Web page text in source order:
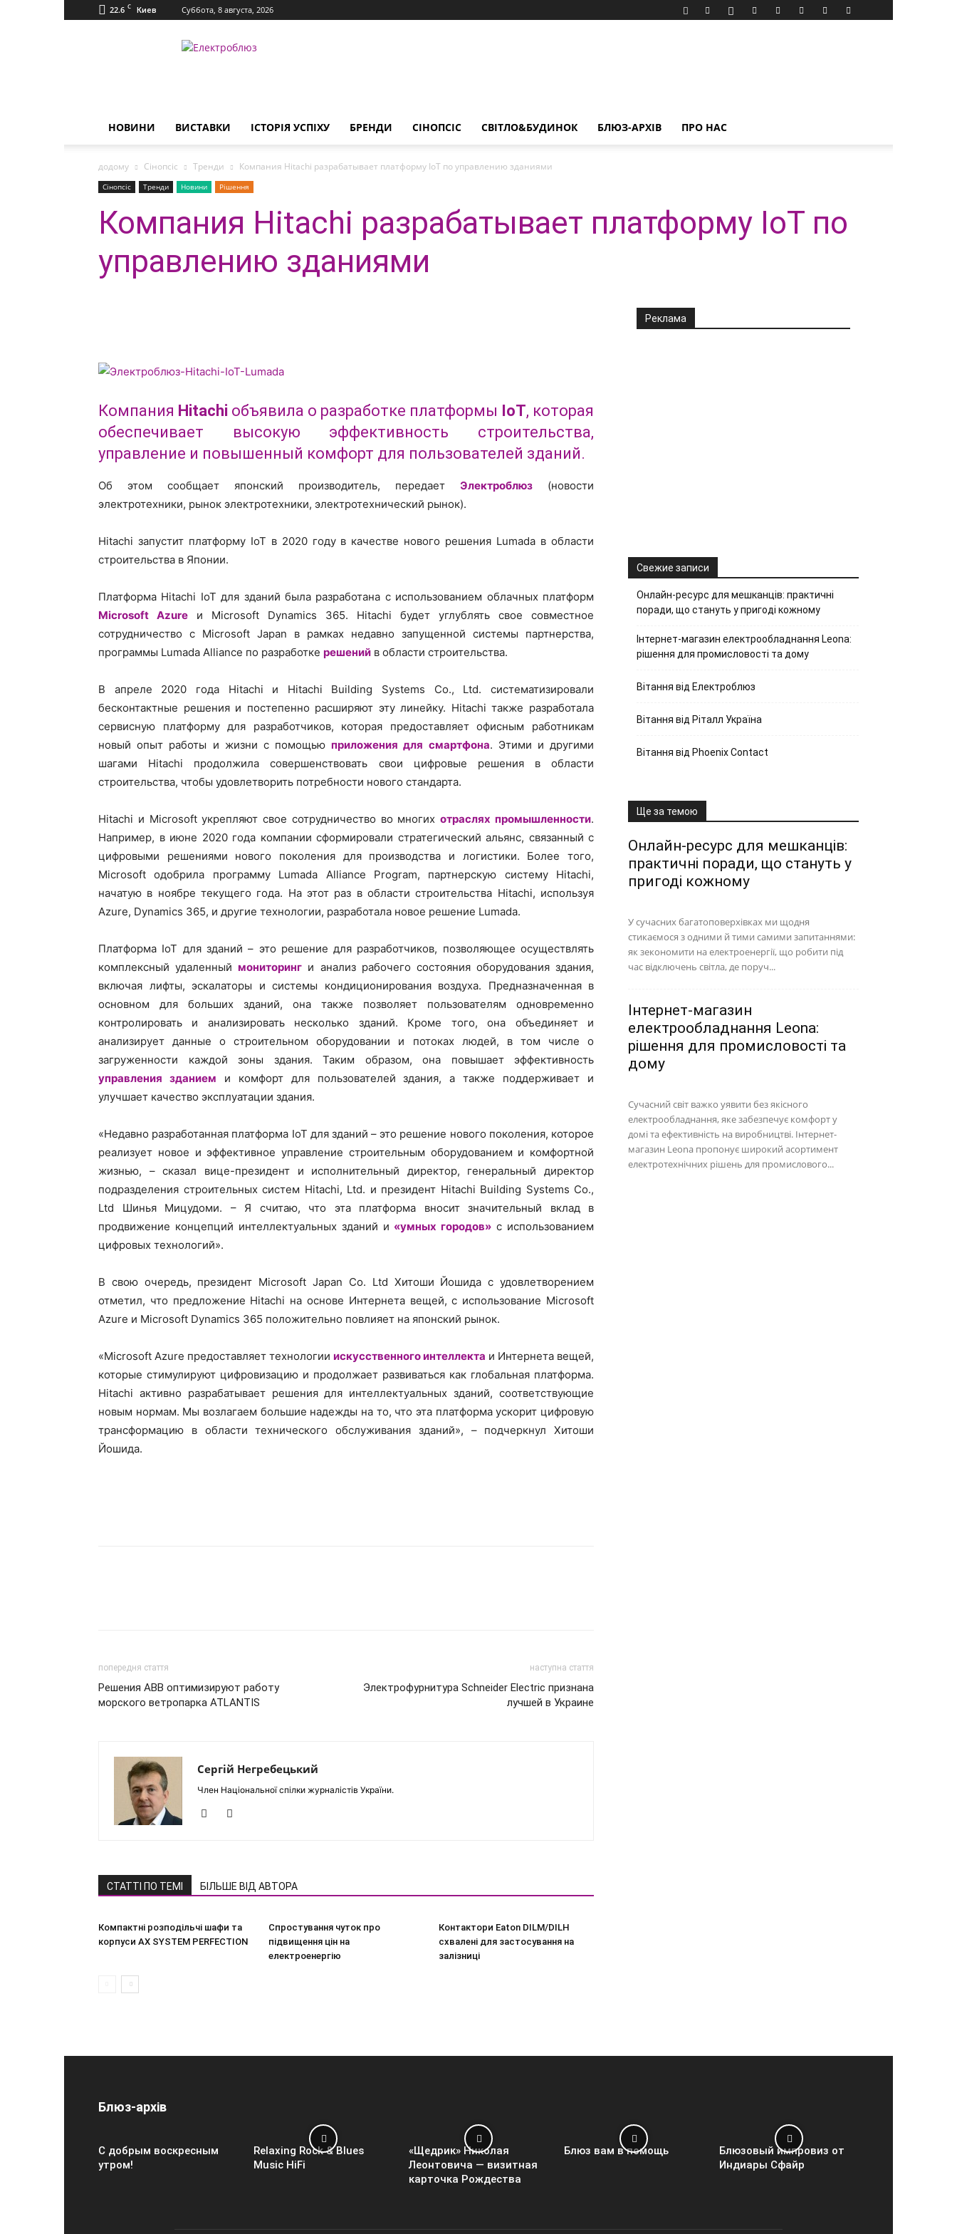
22.6 C Киев Суббота, 8 августа, 2026
Електроблюз
НОВИНИ ВИСТАВКИ ІСТОРІЯ УСПІХУ БРЕНДИ СІНОПСІС СВІТЛО&БУДИНОК БЛЮЗ-АРХІВ ПРО НАС
додому Сінопсіс Тренди Компания Hitachi разрабатывает платформу IoT по управлению зданиями
Сінопсіс Тренди Новини Рішення
Компания Hitachi разрабатывает платформу IoT по
управлению зданиями
Компания Hitachi объявила о разработке платформы IoT, которая
обеспечивает высокую эффективность строительства,
управление и повышенный комфорт для пользователей зданий.
Об этом сообщает японский производитель, передает Электроблюз (новости
электротехники, рынок электротехники, электротехнический рынок).
Hitachi запустит платформу IoT в 2020 году в качестве нового решения Lumada в области
строительства в Японии.
Платформа Hitachi IoT для зданий была разработана с использованием облачных платформ
Microsoft Azure и Microsoft Dynamics 365. Hitachi будет углублять свое совместное
сотрудничество с Microsoft Japan в рамках недавно запущенной системы партнерства,
программы Lumada Alliance по разработке решений в области строительства.
В апреле 2020 года Hitachi и Hitachi Building Systems Co., Ltd. систематизировали
бесконтактные решения и постепенно расширяют эту линейку. Hitachi также разработала
сервисную платформу для разработчиков, которая предоставляет офисным работникам
новый опыт работы и жизни с помощьюприложения для смартфона. Этими и другими
шагами Hitachi продолжила совершенствовать свои цифровые решения в области
строительства, чтобы удовлетворить потребности нового стандарта.
Hitachi и Microsoft укрепляют свое сотрудничество во многихотраслях промышленности.
Например, в июне 2020 года компании сформировали стратегический альянс, связанный с
цифровыми решениями нового поколения для производства и логистики. Более того,
Microsoft одобрила программу Lumada Alliance Program, партнерскую систему Hitachi,
начатую в ноябре текущего года. На этот раз в области строительства Hitachi, используя
Azure, Dynamics 365, и другие технологии, разработала новое решение Lumada.
Платформа IoT для зданий – это решение для разработчиков, позволяющее осуществлять
комплексный удаленныймониторинг и анализ рабочего состояния оборудования здания,
включая лифты, эскалаторы и системы кондиционирования воздуха. Предназначенная в
основном для больших зданий, она также позволяет пользователям одновременно
контролировать и анализировать несколько зданий. Кроме того, она объединяет и
анализирует данные о строительном оборудовании и потоках людей, в том числе о
загруженности каждой зоны здания. Таким образом, она повышает эффективность
управления зданием и комфорт для пользователей здания, а также поддерживает и
улучшает качество эксплуатации здания.
«Недавно разработанная платформа IoT для зданий – это решение нового поколения, которое
реализует новое и эффективное управление строительным оборудованием и комфортной
жизнью, – сказал вице-президент и исполнительный директор, генеральный директор
подразделения строительных систем Hitachi, Ltd. и президент Hitachi Building Systems Co.,
Ltd Шинья Мицудоми. – Я считаю, что эта платформа вносит значительный вклад в
продвижение концепций интеллектуальных зданий и «умных городов» с использованием
цифровых технологий».
В свою очередь, президент Microsoft Japan Co. Ltd Хитоши Йошида с удовлетворением
отметил, что предложение Hitachi на основе Интернета вещей, с использование Microsoft
Azure и Microsoft Dynamics 365 положительно повлияет на японский рынок.
«Microsoft Azure предоставляет технологии искусственного интеллекта и Интернета вещей,
которые стимулируют цифровизацию и продолжает развиваться как глобальная платформа.
Hitachi активно разрабатывает решения для интеллектуальных зданий, соответствующие
новым нормам. Мы возлагаем большие надежды на то, что эта платформа ускорит цифровую
трансформацию в области технического обслуживания зданий», – подчеркнул Хитоши
Йошида.
попередня стаття
Решения ABB оптимизируют работу
морского ветропарка ATLANTIS
наступна стаття
Электрофурнитура Schneider Electric признана
лучшей в Украине
Сергій Негребецький
Член Національної спілки журналістів України.
СТАТТІ ПО ТЕМІ БІЛЬШЕ ВІД АВТОРА
Компактні розподільчі шафи та
корпуси AX SYSTEM PERFECTION
Спростування чуток про
підвищення цін на
електроенергію
Контактори Eaton DILM/DILH
схвалені для застосування на
залізниці
Реклама
Свежие записи
Онлайн-ресурс для мешканців: практичні
поради, що стануть у пригоді кожному
Інтернет-магазин електрообладнання Leona:
рішення для промисловості та дому
Вітання від Електроблюз
Вітання від Ріталл Україна
Вітання від Phoenix Contact
Ще за темою
Онлайн-ресурс для мешканців:
практичні поради, що стануть у
пригоді кожному
У сучасних багатоповерхівках ми щодня
стикаємося з одними й тими самими запитаннями:
як зекономити на електроенергії, що робити під
час відключень світла, де поруч...
Інтернет-магазин
електрообладнання Leona:
рішення для промисловості та
дому
Сучасний світ важко уявити без якісного
електрообладнання, яке забезпечує комфорт у
домі та ефективність на виробництві. Інтернет-
магазин Leona пропонує широкий асортимент
електротехнічних рішень для промислового...
Блюз-архів
С добрым воскресным
утром!
Relaxing Rock & Blues
Music HiFi
«Щедрик» Николая
Леонтовича — визитная
карточка Рождества
Блюз вам в помощь
Блюзовый импровиз от
Индиары Сфайр